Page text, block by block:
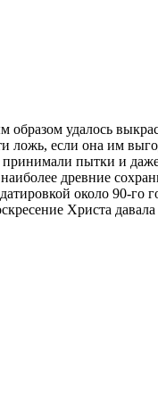
удалось
ложь, если она им
пытки и
древние
около 90-го
Христа